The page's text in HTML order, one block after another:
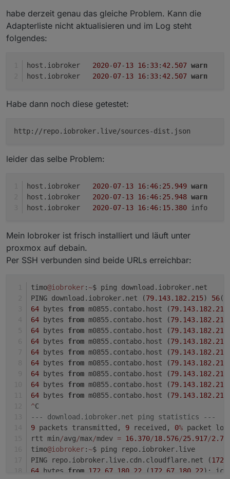
habe derzeit genau das gleiche Problem. Kann die
Adapterliste nicht aktualisieren und im Log steht
folgendes:
2020-07-13 16: 33:42.507 warn
2020-07-13 16: 33:42.507 warn
Habe dann noch diese getestet:
http://repo.iobroker.live/sources-dist.json
leider das selbe Problem:
2020-07-13 16:46: 25.949 warn
2020-07-13 16:46: 25.948 warn
2020-07-13 16:46: 15.380
Mein Iobroker ist frisch installiert und läuft unter
proxmox auf debain.
Per SSH verbunden sind beide URLs erreichbar:
timo@iobroker:~$ ping download.iobroker.net
PING download.iobroker.net (79.143.182 .215) 56(
64 bytes from m0855.contabo.host (79.143.182 .215
64 bytes from m0855.contabo.host (79.143.182 .215
64 bytes from m0855.contabo.host (79.143.182 .215
64 bytes from m0855.contabo.host (79.143.182 .215
64 bytes from m0855.contabo.host (79.143.182 .215
64 bytes from m0855.contabo.host (79.143.182 .215
64 bytes from m0855.contabo.host (79.143.182 .215
64 bytes from m0855.contabo.host (79.143.182 .215
64 bytes from m0855.contabo.host (79.143.182 .215
^C
--- download.iobroker.net ping statistics ---
9 packets transmitted, 9 received, 0% packet
rtt min/avg/max/mdev = 16.370/18.576/25.917/
timo@iobroker:~$ ping repo.iobroker.live
PING repo.iobroker.live.cdn.cloudflare.net (
64 bytes from 172.67 .180 .22 (172.67 .180 .22):